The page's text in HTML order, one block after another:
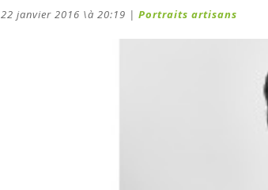
22 janvier 2016 \à 20:19 |Portraits artisans